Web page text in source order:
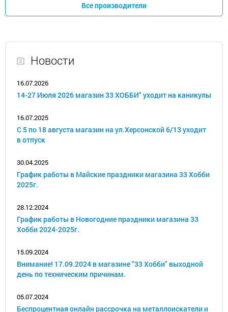
Все производители
Новости
16.07.2026
14-27 Июля 2026 магазин 33 ХОББИ" уходит на каникулы
16.07.2025
С 5 по 18 августа магазин на ул.Херсонской 6/13 уходит
в отпуск
30.04.2025
График работы в Майские праздники магазина 33 Хобби
2025г.
28.12.2024
График работы в Новогодние праздники магазина 33
Хобби 2024-2025г.
15.09.2024
Внимание! 17.09.2024 в магазине "33 Хобби" выходной
день по техническим причинам.
05.07.2024
Беспроцентная онлайн рассрочка на металлоискатели и